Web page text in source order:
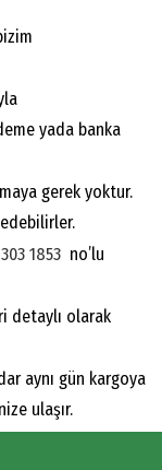
yada banka
gerek yoktur.
1853 no’lu
detaylı olarak
aynı gün kargoya
ulaşır.